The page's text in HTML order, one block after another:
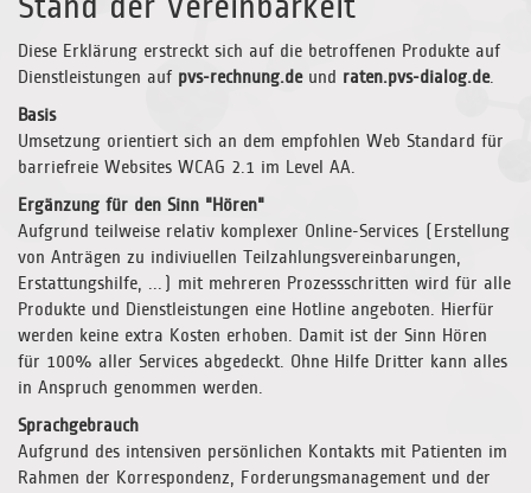
Diese Erklärung erstreckt sich auf die betroffenen Produkte auf
Dienstleistungen auf pvs-rechnung.deund raten.pvs-dialog.de.
Basis
Umsetzung orientiert sich an dem empfohlen Web Standard für
barriefreie Websites WCAG 2.1 im Level AA.
Ergänzung für den Sinn "Hören"
Aufgrund teilweise relativ komplexer Online-Services (Erstellung
von Anträgen zu indiviuellen Teilzahlungsvereinbarungen,
Erstattungshilfe, ...) mit mehreren Prozessschritten wird für alle
Produkte und Dienstleistungen eine Hotline angeboten. Hierfür
werden keine extra Kosten erhoben. Damit ist der Sinn Hören
für 100% aller Services abgedeckt. Ohne Hilfe Dritter kann alles
in Anspruch genommen werden.
Sprachgebrauch
Aufgrund des intensiven persönlichen Kontakts mit Patienten im
Rahmen der Korrespondenz, Forderungsmanagement und der